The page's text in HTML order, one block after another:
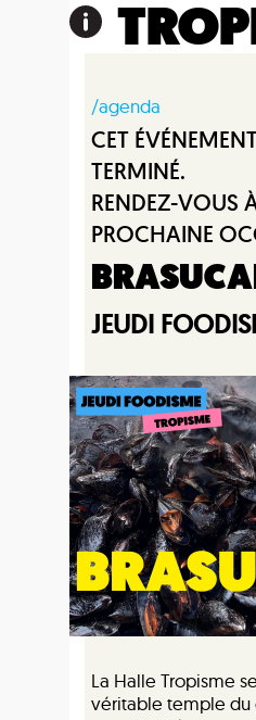
/agenda
CET
TERMINÉ.
RENDEZ-VOUS
PROCHAINE
JEUDI
La Halle Tropisme
véritable temple du